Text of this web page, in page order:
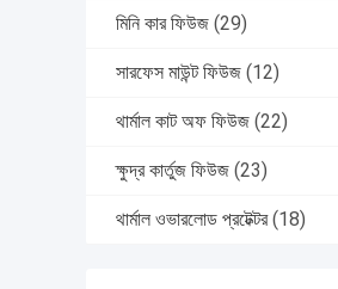
মিনি কার ফিউজ (29)
সারফেস মাউন্ট ফিউজ (12)
থার্মাল কাট অফ ফিউজ (22)
ক্ষুদ্র কার্তুজ ফিউজ (23)
থার্মাল ওভারলোড প্রটেক্টর (18)